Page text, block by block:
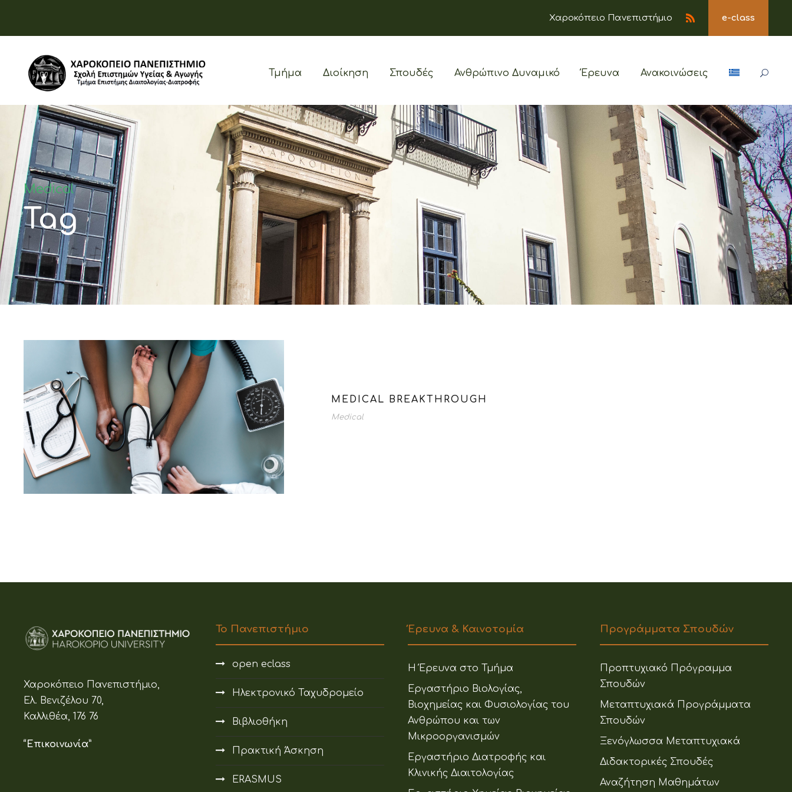
Χαροκόπειο Πανεπιστήμιο e-class
Τμήμα Διοίκηση Σπουδές Ανθρώπινο Δυναμικό Έρευνα Ανακοινώσεις
Medical
Tag
MEDICAL BREAKTHROUGH
Medical
Χαροκόπειο Πανεπιστήμιο,
Ελ. Βενιζέλου 70,
Καλλιθέα, 176 76
“Επικοινωνία”
Το Πανεπιστήμιο
open eclass
Ηλεκτρονικό Ταχυδρομείο
Βιβλιοθήκη
Πρακτική Άσκηση
ERASMUS
Έρευνα & Καινοτομία
Η Έρευνα στο Τμήμα
Εργαστήριο Βιολογίας,
Βιοχημείας και Φυσιολογίας του
Ανθρώπου και των
Μικροοργανισμών
Εργαστήριο Διατροφής και
Κλινικής Διαιτολογίας
Προγράμματα Σπουδών
Προπτυχιακό Πρόγραμμα
Σπουδών
Μεταπτυχιακά Προγράμματα
Σπουδών
Ξενόγλωσσα Μεταπτυχιακά
Διδακτορικές Σπουδές
Αναζήτηση Μαθημάτων